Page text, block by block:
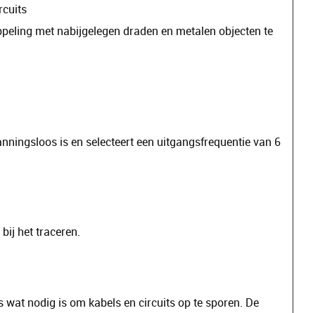
met nabijgelegen draden en metalen objecten te
is en selecteert een uitgangsfrequentie van 6
het traceren.
nodig is om kabels en circuits op te sporen. De